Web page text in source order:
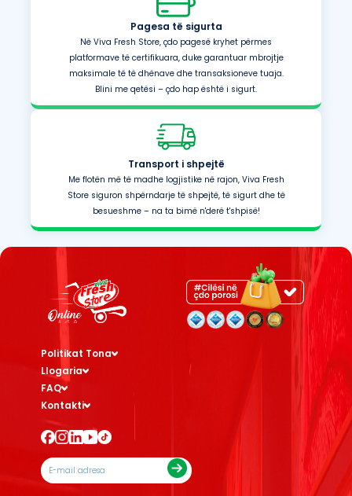
Pagesa të sigurta
Në Viva Fresh Store, çdo pagesë kryhet përmes
platformave të certifikuara, duke garantuar mbrojtje
maksimale të të dhënave dhe transaksioneve tuaja.
Blini me qetësi – çdo hap është i sigurt.
Transport i shpejtë
Me flotën më të madhe logjistike në rajon, Viva Fresh
Store siguron shpërndarje të shpejtë, të sigurt dhe të
besueshme – na ta bimë n'derë t'shpisë!
Politikat Tona
Llogaria
FAQ
Kontakti